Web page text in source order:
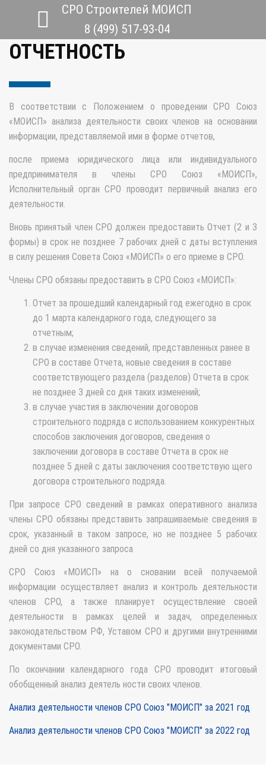
СРО Строителей МОИСП
8 (499) 517-93-04
ОТЧЕТНОСТЬ
В соответствии с Положением о проведении СРО Союз
«МОИСП» анализа деятельности своих членов на основании
информации, представляемой ими в форме отчетов,
после приема юридического лица или индивидуального
предпринимателя в члены СРО Союз «МОИСП»,
Исполнительный орган СРО проводит первичный анализ его
деятельности.
Вновь принятый член СРО должен предоставить Отчет (2 и 3
формы) в срок не позднее 7 рабочих дней с даты вступления
в силу решения Совета Союз «МОИСП» о его приеме в СРО.
Члены СРО обязаны предоставить в СРО Союз «МОИСП»:
Отчет за прошедший календарный год ежегодно в срок
до 1 марта календарного года, следующего за
отчетным;
в случае изменения сведений, представленных ранее в
СРО в составе Отчета, новые сведения в составе
соответствующего раздела (разделов) Отчета в срок
не позднее 3 дней со дня таких изменений;
в случае участия в заключении договоров
строительного подряда с использованием конкурентных
способов заключения договоров, сведения о
заключении договора в составе Отчета в срок не
позднее 5 дней с даты заключения соответствую щего
договора строительного подряда.
При запросе СРО сведений в рамках оперативного анализа
члены СРО обязаны представить запрашиваемые сведения в
срок, указанный в таком запросе, но не позднее 5 рабочих
дней со дня указанного запроса
СРО Союз «МОИСП» на о сновании всей получаемой
информации осуществляет анализ и контроль деятельности
членов СРО, а также планирует осуществление своей
деятельности в рамках целей и задач, определенных
законодательством РФ, Уставом СРО и другими внутренними
документами СРО.
По окончании календарного года СРО проводит итоговый
обобщенный анализ деятель ности своих членов.
Анализ деятельности членов СРО Союз "МОИСП" за 2021 год
Анализ деятельности членов СРО Союз "МОИСП" за 2022 год